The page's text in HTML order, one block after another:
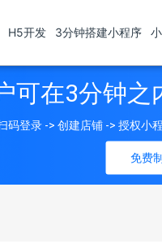
H5开发 3分钟搭建小程序
可在3分钟
免费
码登录 -> 创建店铺 -> 授权小